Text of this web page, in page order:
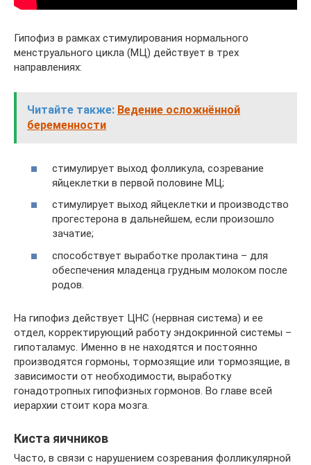
Гипофиз в рамках стимулирования нормального
менструального цикла (МЦ) действует в трех
направлениях:
Читайте также: Ведение осложнённой
беременности
стимулирует выход фолликула, созревание
яйцеклетки в первой половине МЦ;
стимулирует выход яйцеклетки и производство
прогестерона в дальнейшем, если произошло
зачатие;
способствует выработке пролактина – для
обеспечения младенца грудным молоком после
родов.
На гипофиз действует ЦНС (нервная система) и ее
отдел, корректирующий работу эндокринной системы –
гипоталамус. Именно в не находятся и постоянно
производятся гормоны, тормозящие или тормозящие, в
зависимости от необходимости, выработку
гонадотропных гипофизных гормонов. Во главе всей
иерархии стоит кора мозга.
Киста яичников
Часто, в связи с нарушением созревания фолликулярной